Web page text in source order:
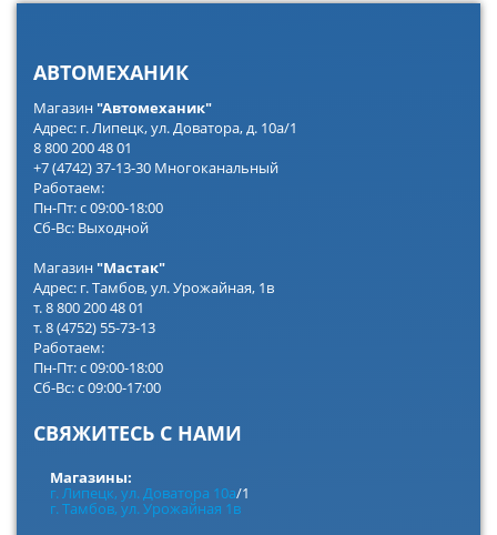
АВТОМЕХАНИК
Магазин"Автомеханик"
Адрес: г. Липецк, ул. Доватора, д. 10а/1
8 800 200 48 01
+7 (4742) 37-13-30 Многоканальный
Работаем:
Пн-Пт: с 09:00-18:00
Сб-Вс: Выходной
Магазин"Мастак"
Адрес: г. Тамбов, ул. Урожайная, 1в
т. 8 800 200 48 01
т. 8 (4752) 55-73-13
Работаем:
Пн-Пт: с 09:00-18:00
Сб-Вс: с 09:00-17:00
СВЯЖИТЕСЬ С НАМИ
Магазины:
г. Липецк, ул. Доватора 10а/1
г. Тамбов, ул. Урожайная 1в